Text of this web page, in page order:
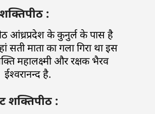
:
आंध्रप्रदेश के कुनुर्ल के पास है
सती माता का गला गिरा था इस
महालक्ष्मी और रक्षक भैरव
है.
शक्तिपीठ :